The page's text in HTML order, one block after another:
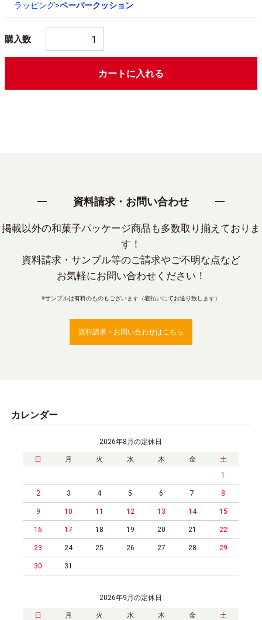
ラッピング ペーパークッション
購入数
カートに入れる
資料請求・お問い合わせ
掲載以外の和菓子パッケージ商品も多数取り揃えておりま
す！
資料請求・サンプル等のご請求やご不明な点など
お気軽にお問い合わせください！
※サンプルは有料のものもございます（着払いにてお送り致します）
資料請求・お問い合わせはこちら
カレンダー
2026年8月の定休日
日 月 火 水 木 金
土
1
2 3 4 5 6 7 8
9 10 11 12 13 14 15
16 17 18 19 20 21 22
23 24 25 26 27 28 29
30 31
2026年9月の定休日
日 月 火 水 木 金
土